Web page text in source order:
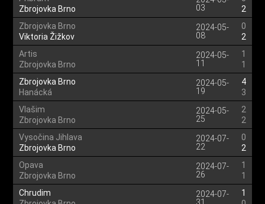
Zbrojovka Brno
03
2
Zbrojovka Brno
Viktoria Žižkov
2024-05-
08
0
2
Artis
Zbrojovka Brno
2024-05-
11
1
1
Zbrojovka Brno
Hanácká
2024-05-
19
4
3
Vlašim
Zbrojovka Brno
2024-05-
25
2
2
Vysočina Jihlava
Zbrojovka Brno
2024-07-
22
0
2
Opava
Zbrojovka Brno
2024-07-
26
1
1
Chrudim
2024-07-
1